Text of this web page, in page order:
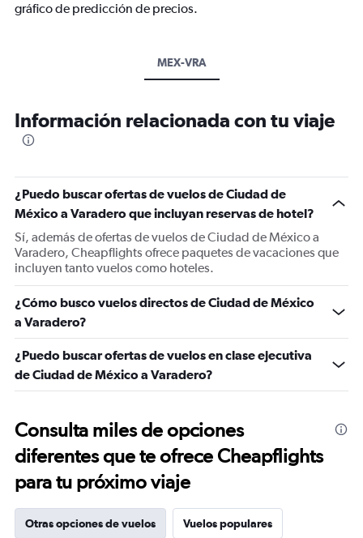
gráfico de predicción de precios.
MEX-VRA
Información relacionada con tu viaje
¿Puedo buscar ofertas de vuelos de Ciudad de
México a Varadero que incluyan reservas de hotel?
Sí, además de ofertas de vuelos de Ciudad de México a
Varadero, Cheapflights ofrece paquetes de vacaciones que
incluyen tanto vuelos como hoteles.
¿Cómo busco vuelos directos de Ciudad de México
a Varadero?
¿Puedo buscar ofertas de vuelos en clase ejecutiva
de Ciudad de México a Varadero?
Consulta miles de opciones
diferentes que te ofrece Cheapflights
para tu próximo viaje
Otras opciones de vuelos Vuelos populares